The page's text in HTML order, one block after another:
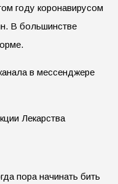
году коронавирусом
В большинстве
в мессенджере
Лекарства
пора начинать бить